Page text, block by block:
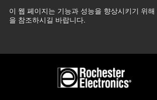
이 웹 페이지는 기능과 성능을 향상시키기 위
을 참조하시길 바랍니다.
츠
건